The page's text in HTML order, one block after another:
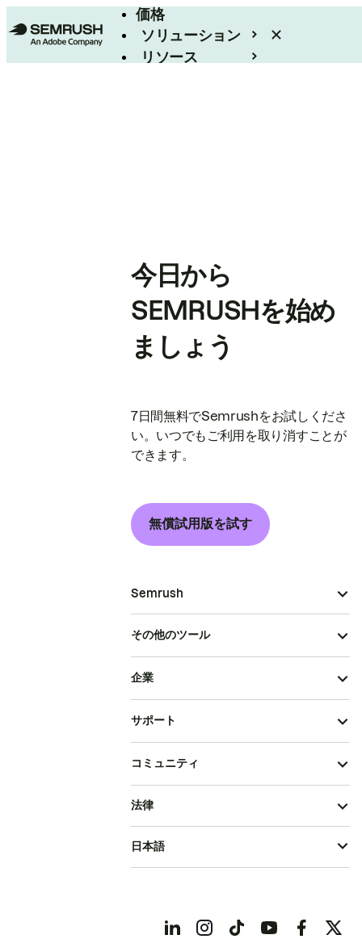
価格
ソリューション
リソース
今日から
SEMRUSHを始め
ましょう
7日間無料でSemrushをお試しくださ
い。いつでもご利用を取り消すことが
できます。
無償試用版を試す
Semrush
その他のツール
企業
サポート
コミュニティ
法律
日本語